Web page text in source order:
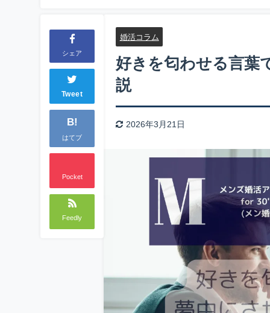
シェア
Tweet
B!
はてブ
Pocket
Feedly
婚活コラム
好きを匂わせる言葉
説
2026年3月21日